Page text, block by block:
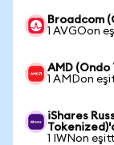
Broadcom
1 AVGOon
AMD (Ondo
1 AMDon
iShares
1 IWNon